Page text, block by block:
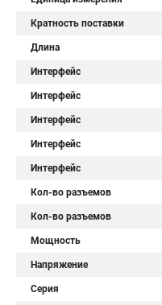
Кратность поставки
Длина
Интерфейс
Интерфейс
Интерфейс
Интерфейс
Интерфейс
Кол-во разъемов
Кол-во разъемов
Мощность
Напряжение
Серия